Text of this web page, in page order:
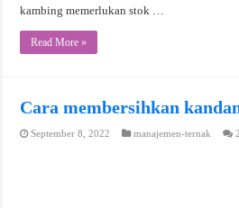
kambing memerlukan stok …
Read More »
Cara membersihkan
September 8, 2022 manajemen-ternak 2